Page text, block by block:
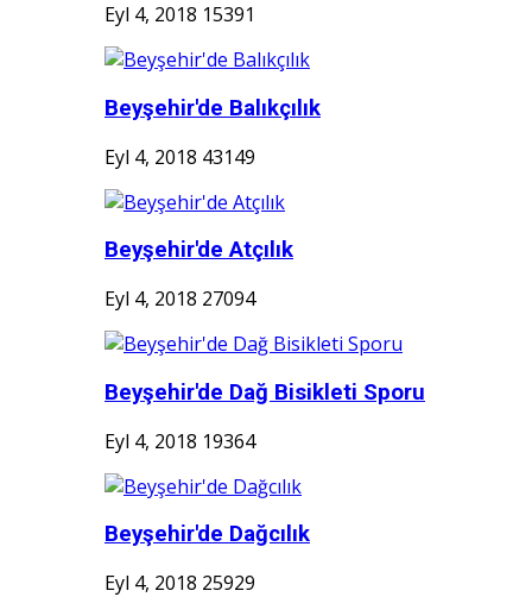
Eyl 4, 2018 15391
Beyşehir'de Balıkçılık
Eyl 4, 2018 43149
Beyşehir'de Atçılık
Eyl 4, 2018 27094
Beyşehir'de Dağ Bisikleti Sporu
Eyl 4, 2018 19364
Beyşehir'de Dağcılık
Eyl 4, 2018 25929